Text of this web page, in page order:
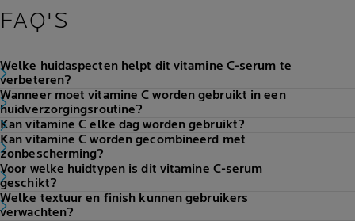
FAQ'S
Welke huidaspecten helpt dit vitamine C-serum te
verbeteren?
Wanneer moet vitamine C worden gebruikt in een
huidverzorgingsroutine?
Kan vitamine C elke dag worden gebruikt?
Kan vitamine C worden gecombineerd met
zonbescherming?
Voor welke huidtypen is dit vitamine C-serum
geschikt?
Welke textuur en finish kunnen gebruikers
verwachten?